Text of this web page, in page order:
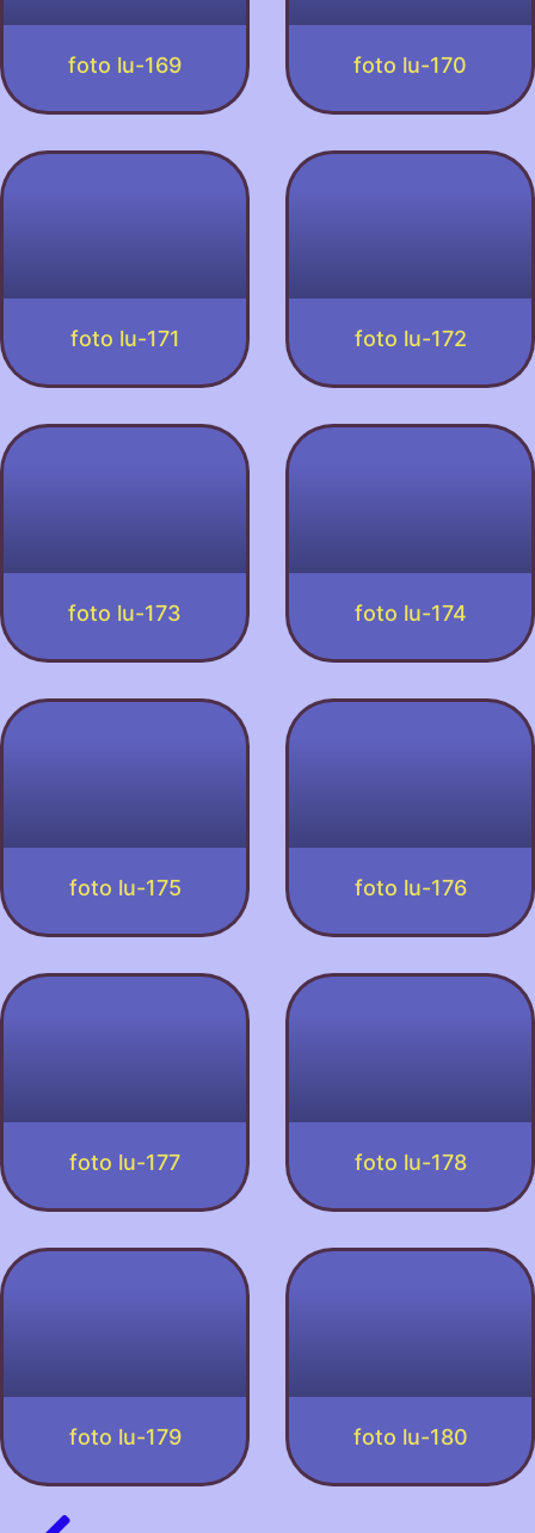
foto lu-169 foto lu-170
foto lu-171 foto lu-172
foto lu-173 foto lu-174
foto lu-175 foto lu-176
foto lu-177 foto lu-178
foto lu-179 foto lu-180